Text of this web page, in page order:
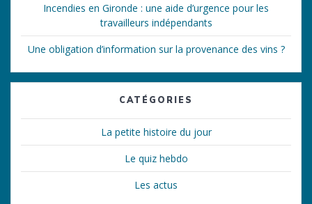
Incendies en Gironde : une aide d’urgence pour les
travailleurs indépendants
Une obligation d’information sur la provenance des vins ?
CATÉGORIES
La petite histoire du jour
Le quiz hebdo
Les actus